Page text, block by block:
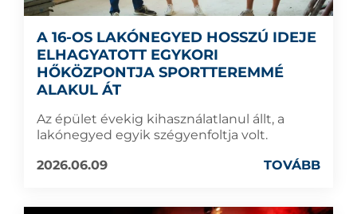
A 16-OS LAKÓNEGYED HOSSZÚ IDEJE
ELHAGYATOTT EGYKORI
HŐKÖZPONTJA SPORTTEREMMÉ
ALAKUL ÁT
Az épület évekig kihasználatlanul állt, a
lakónegyed egyik szégyenfoltja volt.
2026.06.09
TOVÁBB